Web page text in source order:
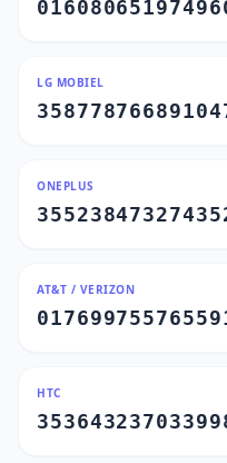
LG MOBIEL
ONEPLUS
AT&T / VERIZON
HTC